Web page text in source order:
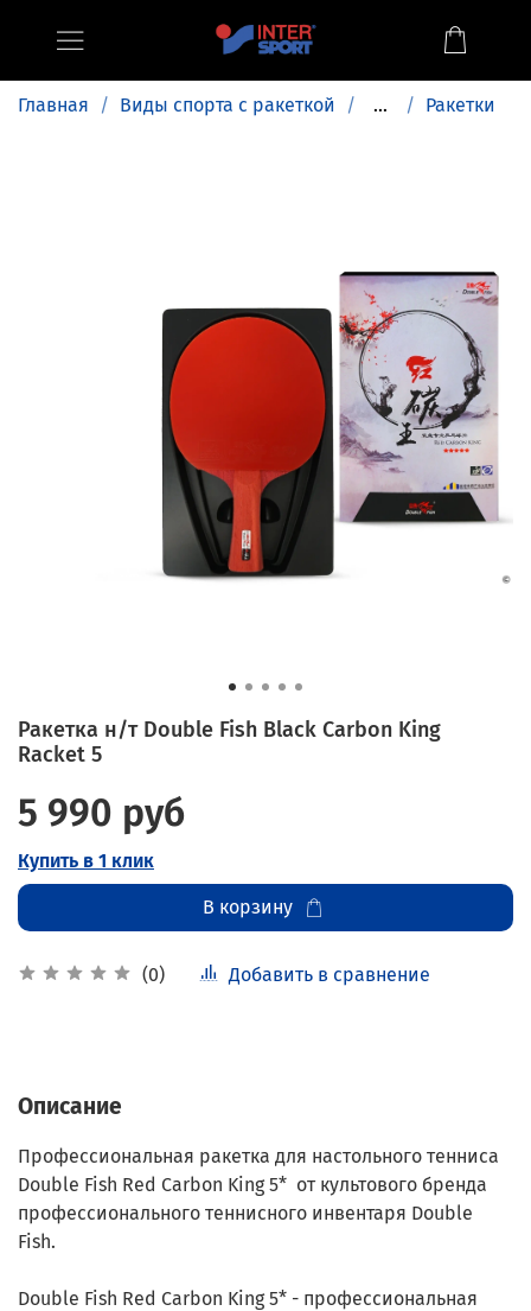
Главная Виды спорта с ракеткой ... Ракетки
Ракетка н/т Double Fish Black Carbon King
Racket 5
(0) Добавить в сравнение
5 990 руб
Купить в 1 клик
В корзину
Описание
Профессиональная ракетка для настольного тенниса
Double Fish Red Carbon King 5* от культового бренда
профессионального теннисного инвентаря Double
Fish.
Double Fish Red Carbon King 5* - профессиональная